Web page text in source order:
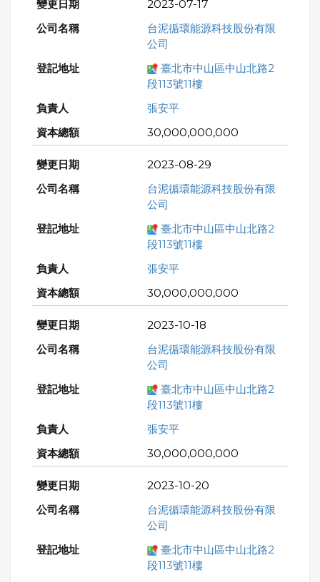
2023-07-17
台泥循環能源科技股份有限
公司
臺北市中山區中山北路2
段113號11樓
張安平
30,000,000,000
2023-08-29
台泥循環能源科技股份有限
公司
臺北市中山區中山北路2
段113號11樓
張安平
30,000,000,000
2023-10-18
台泥循環能源科技股份有限
公司
臺北市中山區中山北路2
段113號11樓
張安平
30,000,000,000
2023-10-20
台泥循環能源科技股份有限
公司
臺北市中山區中山北路2
段113號11樓